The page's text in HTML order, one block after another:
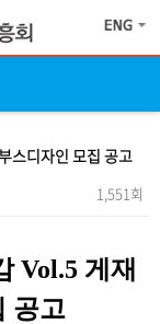
스디자인 모집 공고
1,551회
Vol.5 게재
공고